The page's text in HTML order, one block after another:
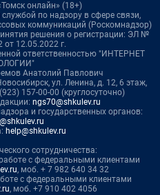
онлайн» (18+)
по надзору в сфере связи,
коммуникаций (Роскомнадзор)
решения о регистрации: ЭЛ №
12.05.2022 г.
ответственностью "ИНТЕРНЕТ
Анатолий Павлович
ул. Ленина, д. 12, 6 этаж,
157-00-00 (круглосуточно)
ngs70@shkulev.ru
и государственных органов:
help@shkulev.ru
сотрудничества:
с федеральными клиентами
, моб. + 7 982 640 34 32
с федеральными клиентами
, моб. +7 910 402 4056